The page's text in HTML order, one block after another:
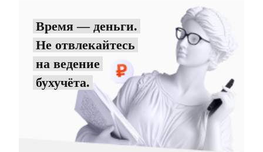
Время — деньги.
Не отвлекайтесь
на ведение
бухучёта.